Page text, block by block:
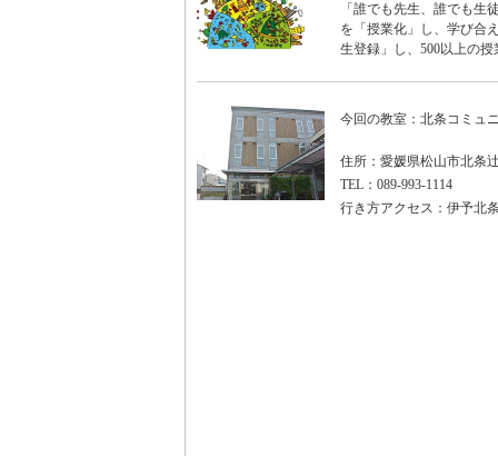
「誰でも先生、誰でも
を「授業化」し、学び合
生登録」し、500以上の
今回の教室：北条コミュ
住所：愛媛県松山市北条
TEL：089-993-1114
行き方アクセス：伊予北